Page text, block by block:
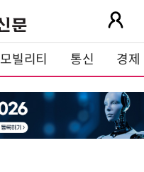
모빌리티 통신 경제